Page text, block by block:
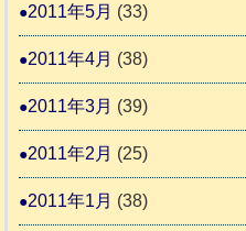
2011年5月 (33)
2011年4月 (38)
2011年3月 (39)
2011年2月 (25)
2011年1月 (38)